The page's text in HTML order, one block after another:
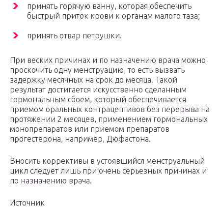
принять горячую ванну, которая обеспечить
быстрый приток крови к органам малого таза;
принять отвар петрушки.
При веских причинах и по назначению врача можно
проскочить одну менструацию, то есть вызвать
задержку месячных на срок до месяца. Такой
результат достигается искусственно сделанным
гормональным сбоем, который обеспечивается
приемом оральных контрацептивов без перерыва на
протяжении 2 месяцев, применением гормональных
монопрепаратов или приемом препаратов
прогестерона, например, Дюфастона.
Вносить коррективы в устоявшийся менструальный
цикл следует лишь при очень серьезных причинах и
по назначению врача.
Источник